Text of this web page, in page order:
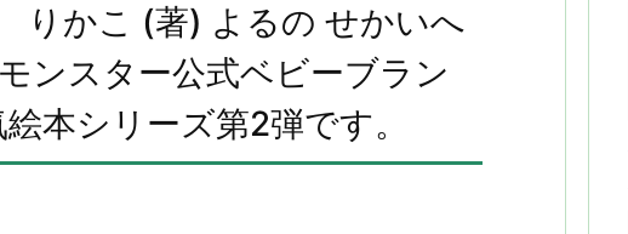
りかこ (著) よるの せかいへ
ンスター公式ベビーブラン
本シリーズ第2弾です。